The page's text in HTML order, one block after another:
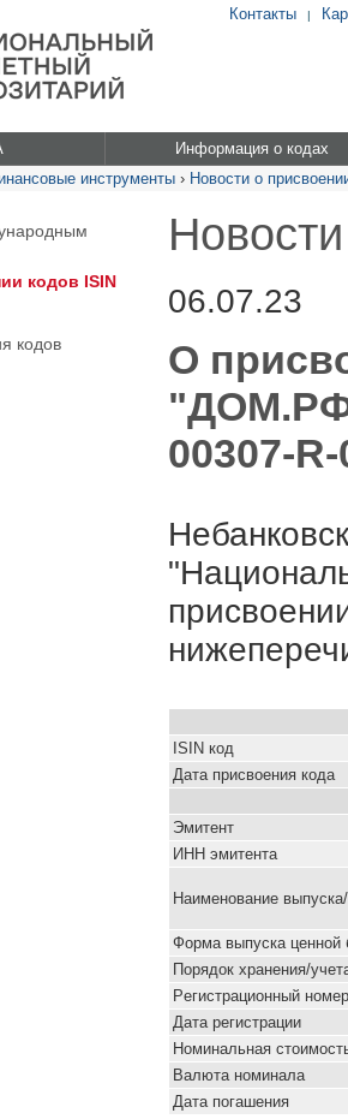
Контакты |
Информация о кодах
инструменты › Новости о
кодов ISIN
кодов
06.07.23
О
"ДОМ.РФ
00307-
ISIN код
Дата присвоения кода
Эмитент
ИНН эмитента
Наименование
Форма выпуска ценной
Порядок хранения/
Pегистрационный номер
Дата регистрации
Номинальная
Валюта номинала
Дата погашения